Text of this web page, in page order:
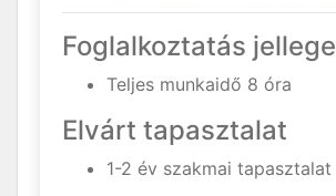
Foglalkoztatás jellege
Teljes munkaidő 8 óra
Elvárt tapasztalat
1-2 év szakmai tapasztalat